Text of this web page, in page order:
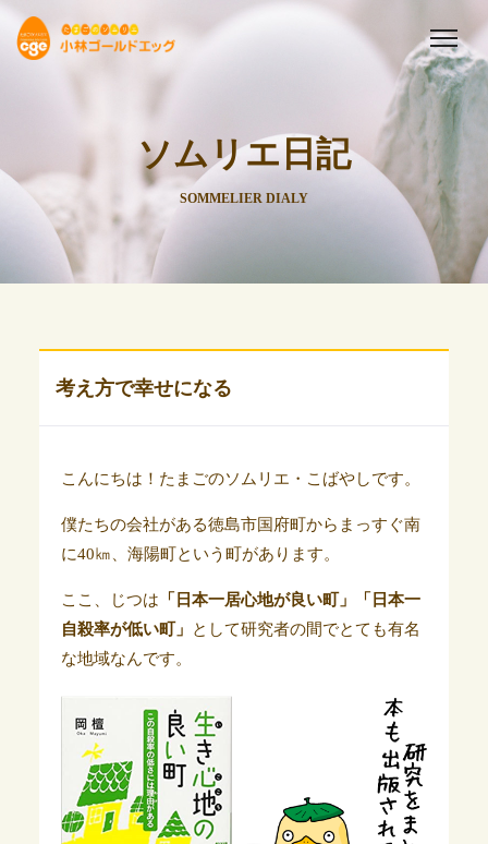
ソムリエ日記
SOMMELIER DIALY
考え方で幸せになる
こんにちは！たまごのソムリエ・こばやしです。
僕たちの会社がある徳島市国府町からまっすぐ南
に40㎞、海陽町という町があります。
ここ、じつは 「日本一居心地が良い町」「日本一
自殺率が低い町」
として研究者の間でとても有名
な地域なんです。